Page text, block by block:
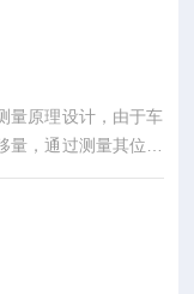
量原理设计，由于车
，通过测量其位移